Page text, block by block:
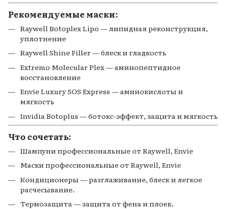
Рекомендуемые маски:
Raywell Botoplex Lipo — липидная реконструкция,
уплотнение
Raywell Shine Filler — блеск и гладкость
Extremo Molecular Plex — аминопептидное
восстановление
Envie Luxury SOS Express — аминокислоты и
мягкость
Invidia Botoplus — ботокс-эффект, защита и мягкость
Что сочетать:
Шампуни профессиональные от Raywell, Envie
Маски профессиональные от Raywell, Envie
Кондиционеры — разглаживание, блеск и легкое
расчесывание.
Термозащита — защита от фена и плоек.